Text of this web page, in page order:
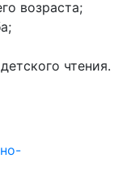
возраста;
чтения.